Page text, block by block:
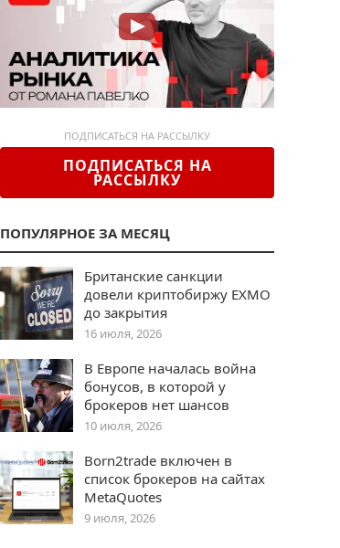
ПОДПИСАТЬСЯ НА РАССЫЛКУ
ПОДПИСАТЬСЯ НА
РАССЫЛКУ
ПОПУЛЯРНОЕ ЗА МЕСЯЦ
Британские санкции
довели криптобиржу EXMO
до закрытия
16 июля, 2026
В Европе началась война
бонусов, в которой у
брокеров нет шансов
10 июля, 2026
Born2trade включен в
список брокеров на сайтах
MetaQuotes
9 июля, 2026